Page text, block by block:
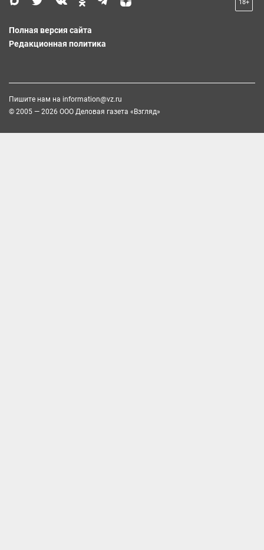
18+
Полная версия сайта
Редакционная политика
Пишите нам на information@vz.ru
© 2005 — 2026 ООО Деловая газета «Взгляд»